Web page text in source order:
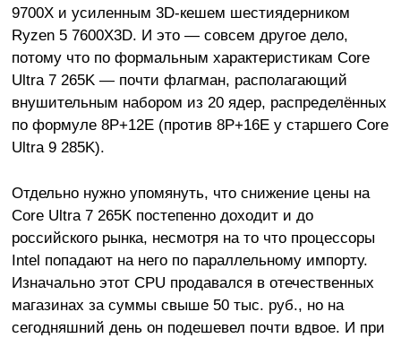
9700X и усиленным 3D-кешем шестиядерником
Ryzen 5 7600X3D. И это — совсем другое дело,
потому что по формальным характеристикам Core
Ultra 7 265K — почти флагман, располагающий
внушительным набором из 20 ядер, распределённых
по формуле 8P+12E (против 8P+16E у старшего Core
Ultra 9 285K).
Отдельно нужно упомянуть, что снижение цены на
Core Ultra 7 265K постепенно доходит и до
российского рынка, несмотря на то что процессоры
Intel попадают на него по параллельному импорту.
Изначально этот CPU продавался в отечественных
магазинах за суммы свыше 50 тыс. руб., но на
сегодняшний день он подешевел почти вдвое. И при